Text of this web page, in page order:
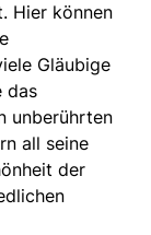
Hier können
Gläubige
das
unberührten
all seine
der